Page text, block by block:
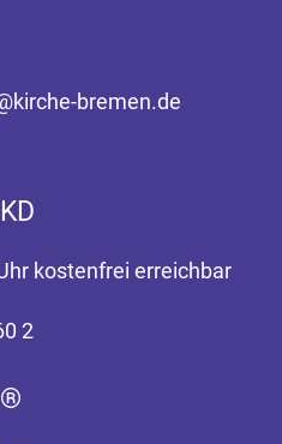
bremen.de
kostenfrei erreichbar
2